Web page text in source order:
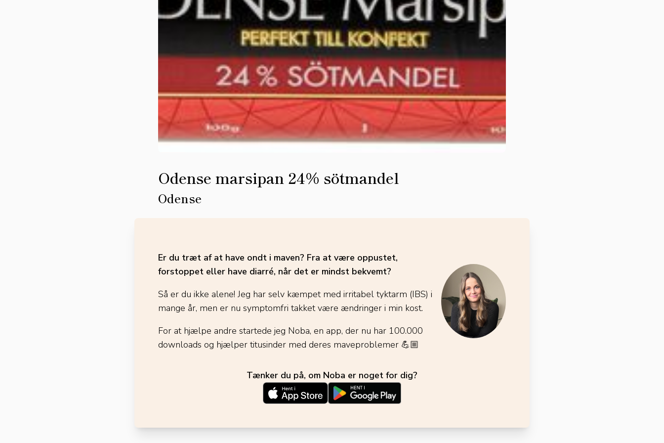
Odense marsipan 24% sötmandel
Odense
Er du træt af at have ondt i maven? Fra at være oppustet,
forstoppet eller have diarré, når det er mindst bekvemt?
Så er du ikke alene! Jeg har selv kæmpet med irritabel tyktarm (IBS) i
mange år, men er nu symptomfri takket være ændringer i min kost.
For at hjælpe andre startede jeg Noba, en app, der nu har 100.000
downloads og hjælper titusinder med deres maveproblemer 💪🏼
Tænker du på, om Noba er noget for dig?